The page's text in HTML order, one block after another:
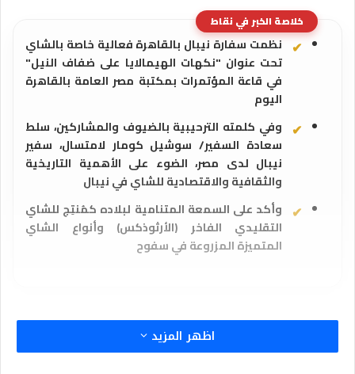
خلاصة الخبر في نقاط
نظمت سفارة نيبال بالقاهرة فعالية خاصة بالشاي
تحت عنوان "نكهات الهيمالايا على ضفاف النيل"
في قاعة المؤتمرات بمكتبة مصر العامة بالقاهرة
اليوم
وفي كلمته الترحيبية بالضيوف والمشاركين، سلط
سعادة السفير/ سوشيل كومار لامتسال، سفير
نيبال لدى مصر، الضوء على الأهمية التاريخية
والثقافية والاقتصادية للشاي في نيبال
وأكد على السمعة المتنامية لبلاده كمُنتِج للشاي
التقليدي الفاخر (الأرثوذكس) وأنواع الشاي
المتميزة المزروعة في سفوح
اظهر المزيد